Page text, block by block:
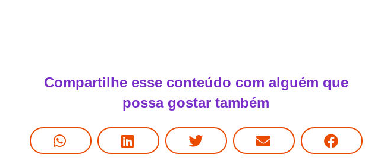
Compartilhe esse conteúdo com alguém que
possa gostar também